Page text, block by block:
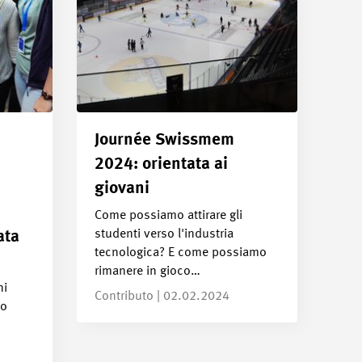
Journée Swissmem
2024: orientata ai
giovani
Come possiamo attirare gli
studenti verso l'industria
tecnologica? E come possiamo
rimanere in gioco…
Contributo | 02.02.2024